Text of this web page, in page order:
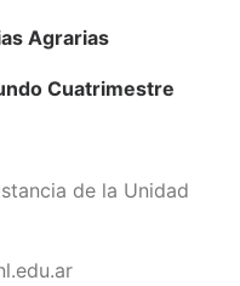
Agrarias
Cuatrimestre
de la Unidad